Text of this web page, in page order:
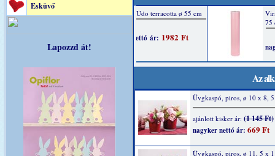
Esküvő
Lapozzd át!
Az
Üvgkaspó, piros, ø 10 x 8,
ajánlott kisker ár: (1 145 Ft)
nagyker nettó ár: 669 Ft
Üvgkaspó, piros, ø 11, 5 x